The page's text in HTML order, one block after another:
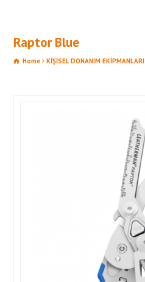
Raptor Blue
Home KİŞİSEL DONANIM EKİPMANLARI